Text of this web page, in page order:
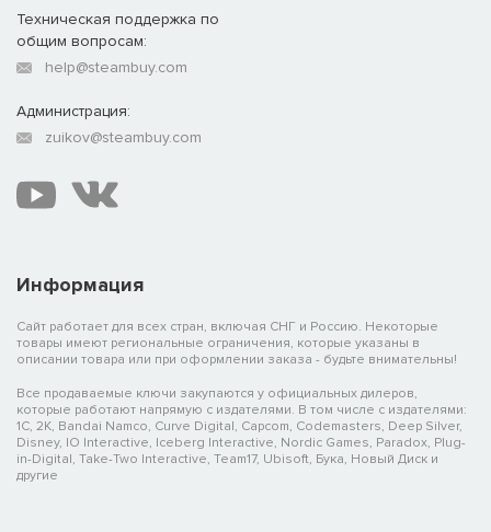
Информация
Сайт работает для всех стран, включая СНГ и Россию. Некоторые
товары имеют региональные ограничения, которые указаны в
описании товара или при оформлении заказа - будьте внимательны!
Все продаваемые ключи закупаются у официальных дилеров,
которые работают напрямую с издателями. В том числе с издателями:
1C, 2K, Bandai Namco, Curve Digital, Capcom, Codemasters, Deep Silver,
Disney, IO Interactive, Iceberg Interactive, Nordic Games, Paradox, Plug-
in-Digital, Take-Two Interactive, Team17, Ubisoft, Бука, Новый Диск и
другие
Техническая поддержка по
общим вопросам:
help@steambuy.com
Администрация:
zuikov@steambuy.com